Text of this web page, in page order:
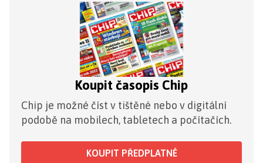
Koupit časopis Chip
Chip je možné číst v tištěné nebo v digitální
podobě na mobilech, tabletech a počítačích.
KOUPIT PŘEDPLATNÉ